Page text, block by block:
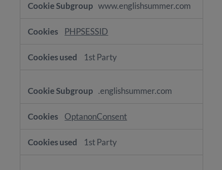
Necessary
www.englishsummer.com
PHPSESSID
1st Party
.englishsummer.com
OptanonConsent
1st Party